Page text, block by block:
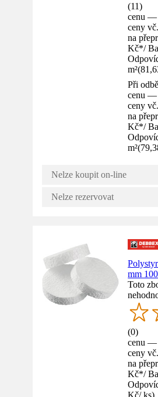
(11)
cenu —
ceny
na
Kč*/
m²(
Při
cenu —
ceny
na
Kč*/
m²(
Nelze koupit on-line
Nelze rezervovat
mm
Toto
(0)
cenu —
ceny
na
Kč*/
Kč/ ks)